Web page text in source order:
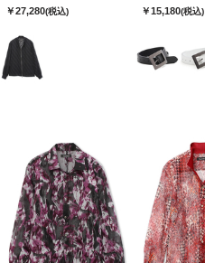
￥27,280(税込) ￥15,180(税込)